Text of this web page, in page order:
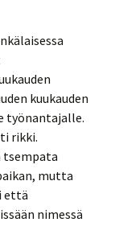
kuukauden
työnantajalle.
rikki.
tsempata
mutta
että
nimessä